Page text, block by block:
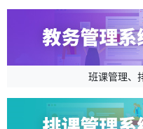
班课管理、